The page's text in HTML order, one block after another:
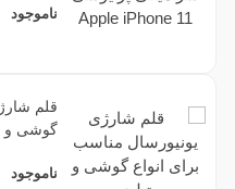
ناموجود
قلم
گوشی و
ناموجود